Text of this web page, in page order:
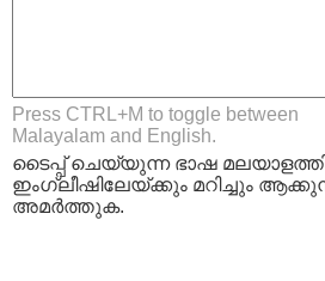
Press CTRL+M to toggle between
Malayalam and English.
ടൈപ്പ്‌ ചെയ്യുന്ന ഭാഷ
ഇംഗ്ലീഷിലേയ്ക്കും മറിച്ചും
അമര്‍ത്തുക.